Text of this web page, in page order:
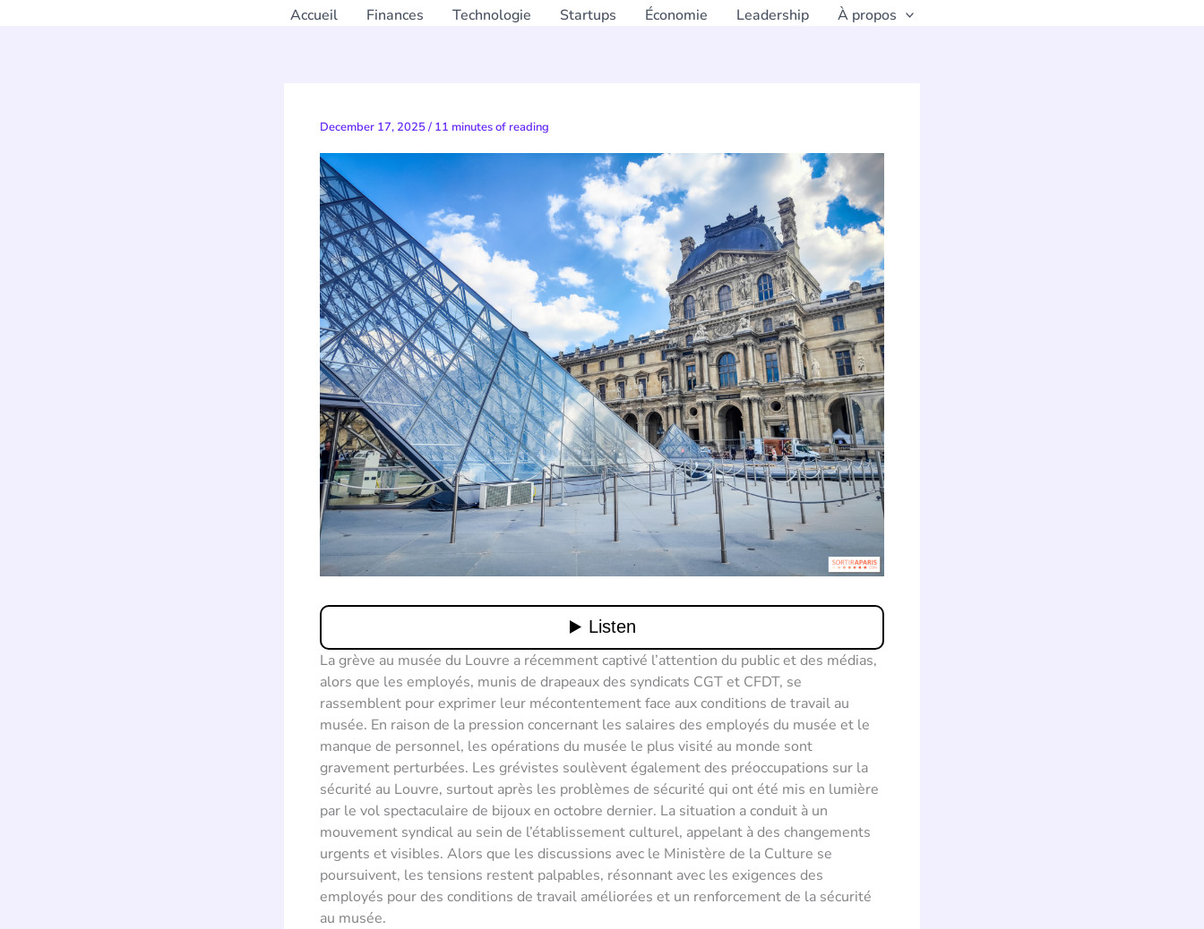
Accueil Finances Technologie Startups Économie Leadership À propos
December 17, 2025/ 11 minutes of reading
La grève au musée du Louvre a récemment captivé l’attention du public et des médias,
alors que les employés, munis de drapeaux des syndicats CGT et CFDT, se
rassemblent pour exprimer leur mécontentement face aux conditions de travail au
musée. En raison de la pression concernant les salaires des employés du musée et le
manque de personnel, les opérations du musée le plus visité au monde sont
gravement perturbées. Les grévistes soulèvent également des préoccupations sur la
sécurité au Louvre, surtout après les problèmes de sécurité qui ont été mis en lumière
par le vol spectaculaire de bijoux en octobre dernier. La situation a conduit à un
mouvement syndical au sein de l’établissement culturel, appelant à des changements
urgents et visibles. Alors que les discussions avec le Ministère de la Culture se
poursuivent, les tensions restent palpables, résonnant avec les exigences des
employés pour des conditions de travail améliorées et un renforcement de la sécurité
au musée.